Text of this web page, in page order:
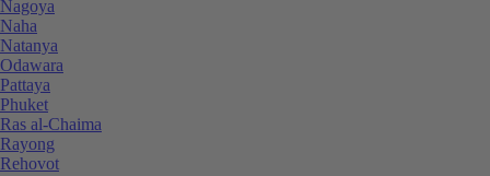
Nagoya
Naha
Natanya
Odawara
Pattaya
Phuket
Ras al-Chaima
Rayong
Rehovot